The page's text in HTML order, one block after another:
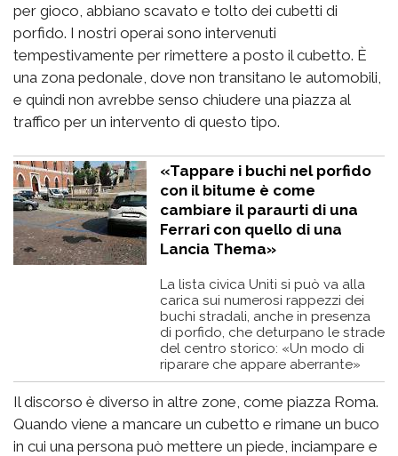
per gioco, abbiano scavato e tolto dei cubetti di
porfido. I nostri operai sono intervenuti
tempestivamente per rimettere a posto il cubetto. È
una zona pedonale, dove non transitano le automobili,
e quindi non avrebbe senso chiudere una piazza al
traffico per un intervento di questo tipo.
«Tappare i buchi nel porfido
con il bitume è come
cambiare il paraurti di una
Ferrari con quello di una
Lancia Thema»
La lista civica Uniti si può va alla
carica sui numerosi rappezzi dei
buchi stradali, anche in presenza
di porfido, che deturpano le strade
del centro storico: «Un modo di
riparare che appare aberrante»
Il discorso è diverso in altre zone, come piazza Roma.
Quando viene a mancare un cubetto e rimane un buco
in cui una persona può mettere un piede, inciampare e